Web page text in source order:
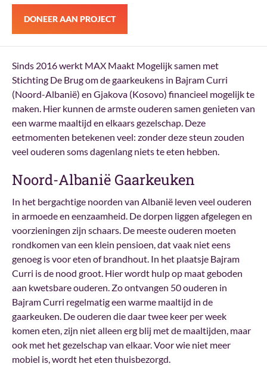
DONEER AAN PROJECT
Sinds 2016 werkt MAX Maakt Mogelijk samen met
Stichting De Brug om de gaarkeukens in Bajram Curri
(Noord-Albanië) en Gjakova (Kosovo) financieel mogelijk te
maken. Hier kunnen de armste ouderen samen genieten van
een warme maaltijd en elkaars gezelschap. Deze
eetmomenten betekenen veel: zonder deze steun zouden
veel ouderen soms dagenlang niets te eten hebben.
Noord-Albanië Gaarkeuken
In het bergachtige noorden van Albanië leven veel ouderen
in armoede en eenzaamheid. De dorpen liggen afgelegen en
voorzieningen zijn schaars. De meeste ouderen moeten
rondkomen van een klein pensioen, dat vaak niet eens
genoeg is voor eten of brandhout. In het plaatsje Bajram
Curri is de nood groot. Hier wordt hulp op maat geboden
aan kwetsbare ouderen. Zo ontvangen 50 ouderen in
Bajram Curri regelmatig een warme maaltijd in de
gaarkeuken. De ouderen die daar twee keer per week
komen eten, zijn niet alleen erg blij met de maaltijden, maar
ook met het gezelschap van elkaar. Voor wie niet meer
mobiel is, wordt het eten thuisbezorgd.